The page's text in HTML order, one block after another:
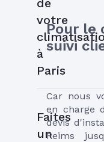
Pour le
suivi
Car nous
en charge
devis
Reims
de
votre
à
Paris
Faites
un